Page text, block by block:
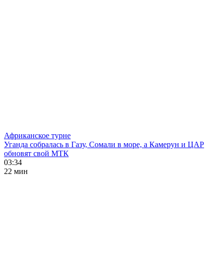
Африканское турне
Уганда собралась в Газу, Сомали в море, а Камерун и ЦАР
обновят свой МТК
03:34
22 мин